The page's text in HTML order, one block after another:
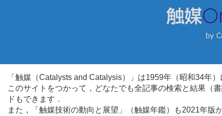
「触媒（Catalysts and Catalysis）」は1959年（昭和34年
このサイトをつかって，どなたでも全記事の検索と結果（
ドもできます．
また，「触媒技術の動向と展望」（触媒年鑑）も2021年